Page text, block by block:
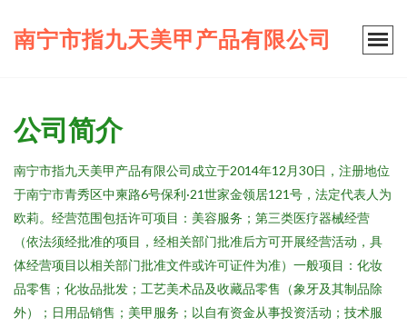
南宁市指九天美甲产品有限公司
公司简介
南宁市指九天美甲产品有限公司成立于2014年12月30日，注册地位
于南宁市青秀区中柬路6号保利·21世家金领居121号，法定代表人为
欧莉。经营范围包括许可项目：美容服务；第三类医疗器械经营
（依法须经批准的项目，经相关部门批准后方可开展经营活动，具
体经营项目以相关部门批准文件或许可证件为准）一般项目：化妆
品零售；化妆品批发；工艺美术品及收藏品零售（象牙及其制品除
外）；日用品销售；美甲服务；以自有资金从事投资活动；技术服